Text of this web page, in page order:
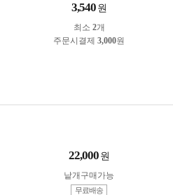
3,540 원
최소 2개
주문시결제 3,000원
22,000 원
낱개구매가능
무료배송